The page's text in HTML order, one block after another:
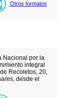
Otros formatos
Nacional por la
integral
Recoletos, 20,
desde el